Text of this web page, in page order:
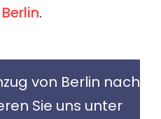
.
von Berlin nach
Sie uns unter